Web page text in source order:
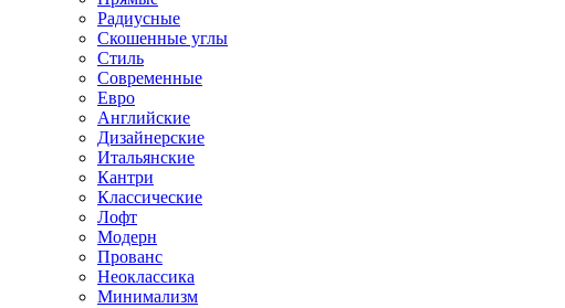
Радиусные
Скошенные углы
Стиль
Современные
Евро
Английские
Дизайнерские
Итальянские
Кантри
Классические
Лофт
Модерн
Прованс
Неоклассика
Минимализм